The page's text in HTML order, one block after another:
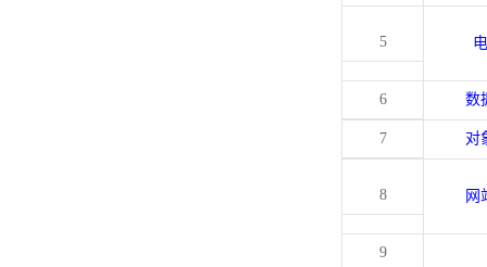
5
6 数
7 对
8 网
9